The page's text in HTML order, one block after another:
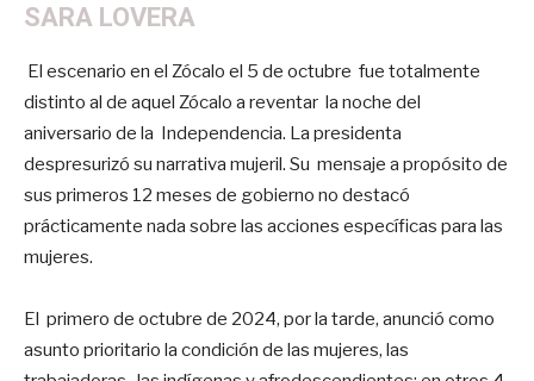
SARA LOVERA
El escenario en el Zócalo el 5 de octubre fue totalmente
distinto al de aquel Zócalo a reventar la noche del
aniversario de la Independencia. La presidenta
despresurizó su narrativa mujeril. Su mensaje a propósito de
sus primeros 12 meses de gobierno no destacó
prácticamente nada sobre las acciones específicas para las
mujeres.
El primero de octubre de 2024, por la tarde, anunció como
asunto prioritario la condición de las mujeres, las